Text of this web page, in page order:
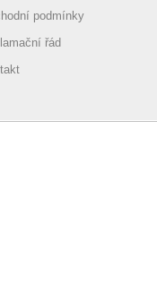
podmínky
řád